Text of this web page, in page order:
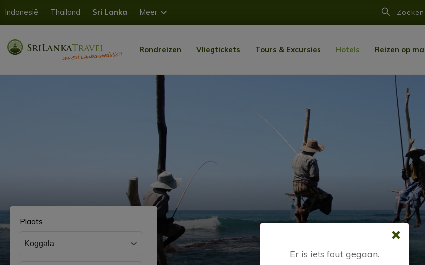
Indonesië Thailand Sri Lanka Meer Zoeken
Rondreizen Vliegtickets Tours & Excursies Hotels Reizen op
Plaats
Er is iets fout gegaan.